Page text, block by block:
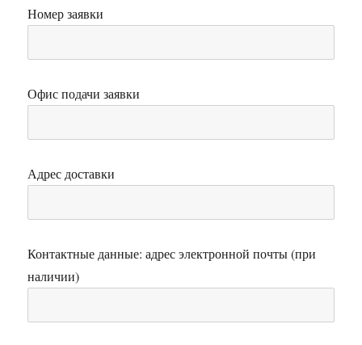
Номер заявки
Офис подачи заявки
Адрес доставки
Контактные данные: адрес электронной почты (при
наличии)